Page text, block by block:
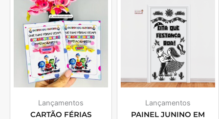
Lançamentos
CARTÃO FÉRIAS
Lançamentos
PAINEL JUNINO EM